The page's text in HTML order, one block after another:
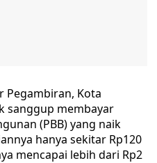
Pegambiran, Kota
sanggup membayar
(PBB) yang naik
hanya sekitar Rp120
mencapai lebih dari Rp2